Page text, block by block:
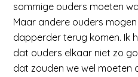
sommige ouders moeten
Maar andere ouders
dapperder terug komen. Ik
dat ouders elkaar niet zo
dat zouden we wel moeten